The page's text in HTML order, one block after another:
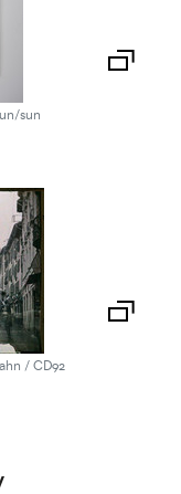
sun
/ CD92